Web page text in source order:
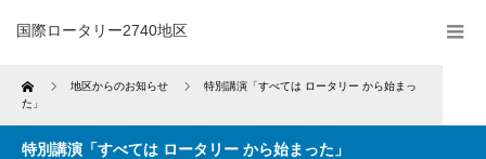
国際ロータリー2740地区
Home 地区からのお知らせ
特別講演「すべては ロータリー から始まっ
た」
特別講演「すべては ロータリー から始まった」